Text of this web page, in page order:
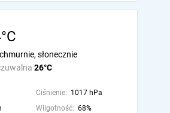
26°C
słonecznie
Ciśnienie: 1017 hPa
Wilgotność: 68%